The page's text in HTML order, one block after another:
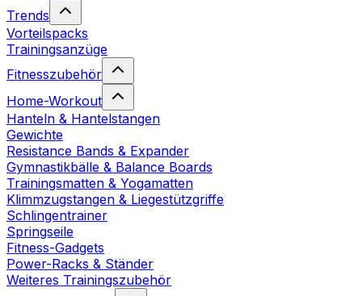
Trends
Vorteilspacks
Trainingsanzüge
Fitnesszubehör
Home-Workout
Hanteln & Hantelstangen
Gewichte
Resistance Bands & Expander
Gymnastikbälle & Balance Boards
Trainingsmatten & Yogamatten
Klimmzugstangen & Liegestützgriffe
Schlingentrainer
Springseile
Fitness-Gadgets
Power-Racks & Ständer
Weiteres Trainingszubehör